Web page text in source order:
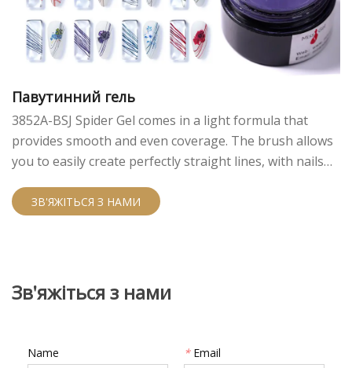
Павутинний гель
3852A-BSJ Spider Gel comes in a light formula that
provides smooth and even coverage. The brush allows
you to easily create perfectly straight lines, with nails
ЗВ'ЯЖІТЬСЯ З НАМИ
Зв'яжіться з нами
Name * Email